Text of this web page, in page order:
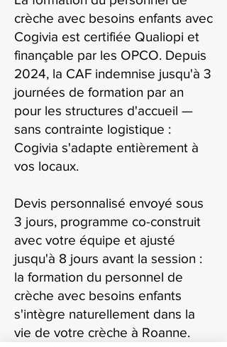
crèche avec besoins enfants avec
Cogivia est certifiée Qualiopi et
finançable par les OPCO. Depuis
2024, la CAF indemnise jusqu'à 3
journées de formation par an
pour les structures d'accueil —
sans contrainte logistique :
Cogivia s'adapte entièrement à
vos locaux.
Devis personnalisé envoyé sous
3 jours, programme co-construit
avec votre équipe et ajusté
jusqu'à 8 jours avant la session :
la formation du personnel de
crèche avec besoins enfants
s'intègre naturellement dans la
vie de votre crèche à Roanne.